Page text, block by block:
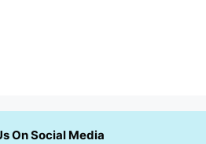
On Social Media